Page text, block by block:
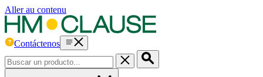
Aller au contenu
Contáctenos